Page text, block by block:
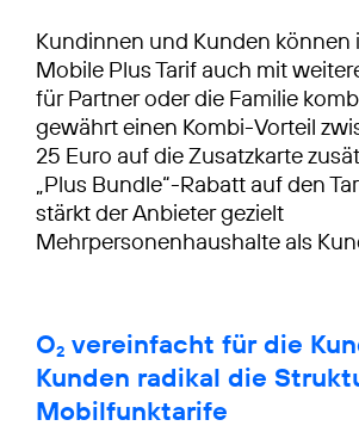
Kundinnen und Kunden können
Mobile Plus Tarif auch mit
für Partner oder die Familie
gewährt einen Kombi-Vorteil
25 Euro auf die Zusatzkarte
„Plus Bundle“-Rabatt auf den
stärkt der Anbieter gezielt
Mehrpersonenhaushalte als
O2 vereinfacht für die
Kunden radikal die
Mobilfunktarife